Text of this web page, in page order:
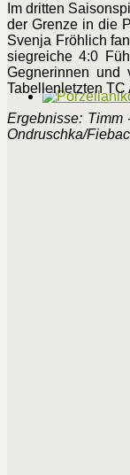
Im dritten
der Grenze in die
Svenja Fröhlich
siegreiche 4:0
Gegnerinnen und
Tabellenletzten TC
Ergebnisse: Timm
Ondruschka/